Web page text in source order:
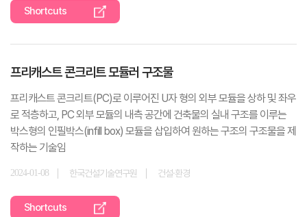
Shortcuts
프리캐스트 콘크리트 모듈러 구조물
프리캐스트 콘크리트(PC)로 이루어진 U자 형의 외부 모듈을 상하 및 좌우
로 적층하고, PC 외부 모듈의 내측 공간에 건축물의 실내 구조를 이루는
박스형의 인필박스(infill box) 모듈을 삽입하여 원하는 구조의 구조물을 제
작하는 기술임
2024-01-08 한국건설기술연구원 건설·환경
Shortcuts